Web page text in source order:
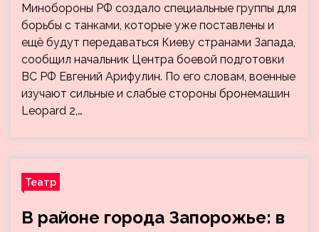
Минобороны РФ создало специальные группы для
борьбы с танками, которые уже поставлены и
ещё будут передаваться Киеву странами Запада,
сообщил начальник Центра боевой подготовки
ВС РФ Евгений Арифулин. По его словам, военные
изучают сильные и слабые стороны бронемашин
Leopard 2,…
Театр
В районе города Запорожье: в